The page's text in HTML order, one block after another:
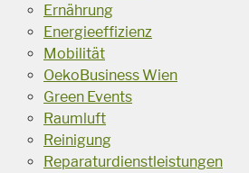
Ernährung
Energieeffizienz
Mobilität
OekoBusiness Wien
Green Events
Raumluft
Reinigung
Reparaturdienstleistungen